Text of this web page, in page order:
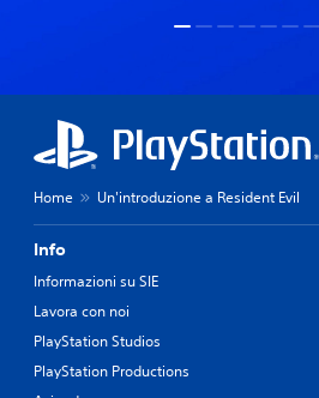
Home Un'introduzione a Resident Evil
Info
Informazioni su SIE
Lavora con noi
PlayStation Studios
PlayStation Productions